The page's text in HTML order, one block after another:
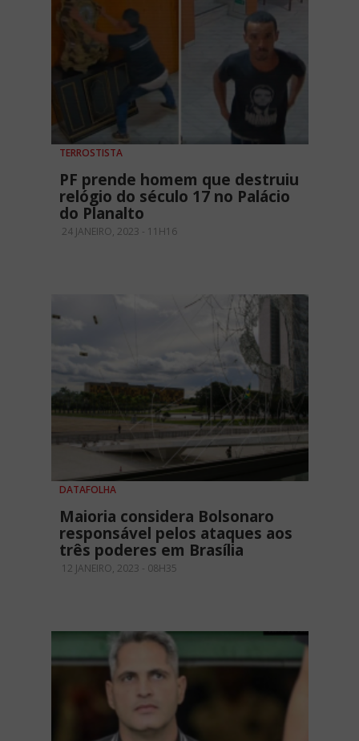
TERROSTISTA
PF prende homem que destruiu
relógio do século 17 no Palácio
do Planalto
24 JANEIRO, 2023 - 11H16
DATAFOLHA
Maioria considera Bolsonaro
responsável pelos ataques aos
três poderes em Brasília
12 JANEIRO, 2023 - 08H35